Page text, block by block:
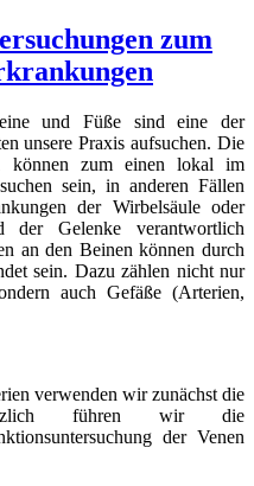
zum
und Füße sind eine der
unsere Praxis aufsuchen. Die
können zum einen lokal im
sein, in anderen Fällen
der Wirbelsäule oder
der Gelenke verantwortlich
an den Beinen können durch
sein. Dazu zählen nicht nur
auch Gefäße (Arterien,
verwenden wir zunächst die
führen wir die
der Venen